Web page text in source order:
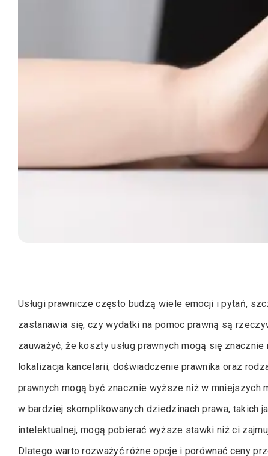
Usługi prawnicze często budzą wiele emocji i pytań,
zastanawia się, czy wydatki na pomoc prawną są
zauważyć, że koszty usług prawnych mogą się
lokalizacja kancelarii, doświadczenie prawnika oraz
prawnych mogą być znacznie wyższe niż w mniejszych
w bardziej skomplikowanych dziedzinach prawa, takich
intelektualnej, mogą pobierać wyższe stawki niż ci
Dlatego warto rozważyć różne opcje i porównać ceny